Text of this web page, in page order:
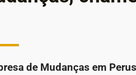
de Mudanças em Perus